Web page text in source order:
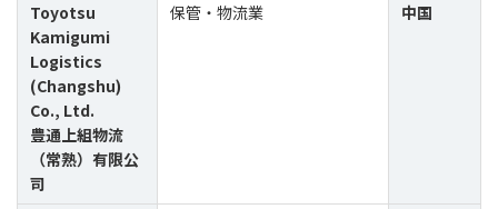
Toyotsu
Kamigumi
Logistics
(Changshu)
Co., Ltd.
豊通上組物流
（常熟）有限公
司
保管・物流業 中国